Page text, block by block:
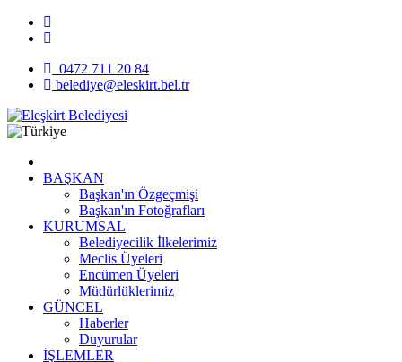
0472 711 20 84
belediye@eleskirt.bel.tr
BAŞKAN
Başkan'ın Özgeçmişi
Başkan'ın Fotoğrafları
KURUMSAL
Belediyecilik İlkelerimiz
Meclis Üyeleri
Encümen Üyeleri
Müdürlüklerimiz
GÜNCEL
Haberler
Duyurular
İŞLEMLER